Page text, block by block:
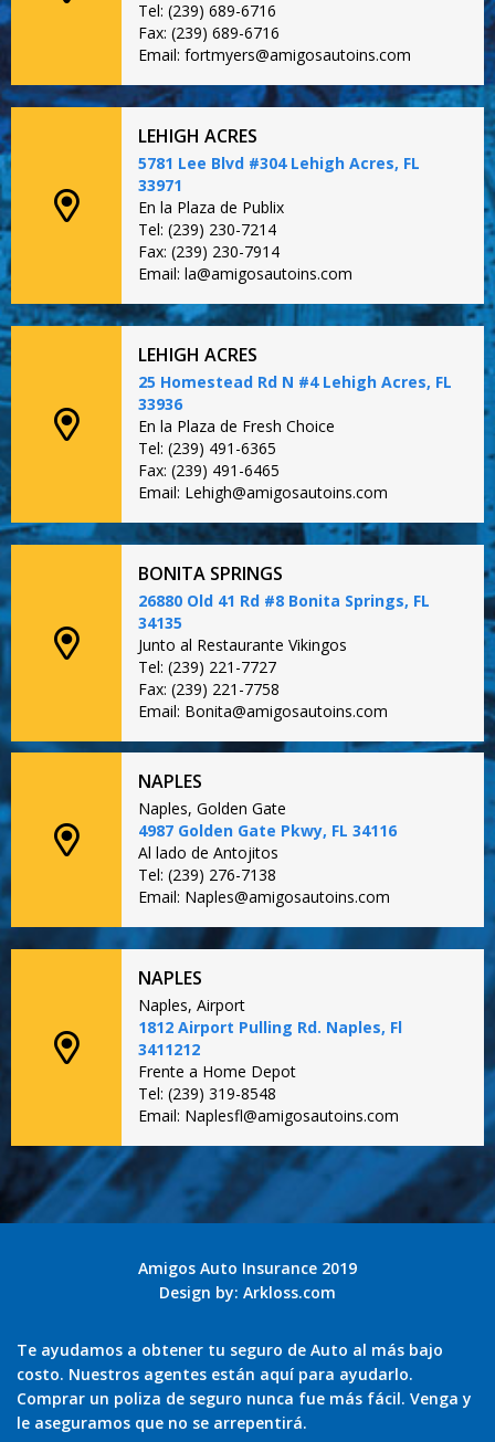
Tel: (239) 689-6716
Fax: (239) 689-6716
Email: fortmyers@amigosautoins.com
LEHIGH ACRES
5781 Lee Blvd #304 Lehigh Acres, FL
33971
En la Plaza de Publix
Tel: (239) 230-7214
Fax: (239) 230-7914
Email: la@amigosautoins.com
LEHIGH ACRES
25 Homestead Rd N #4 Lehigh Acres, FL
33936
En la Plaza de Fresh Choice
Tel: (239) 491-6365
Fax: (239) 491-6465
Email: Lehigh@amigosautoins.com
BONITA SPRINGS
26880 Old 41 Rd #8 Bonita Springs, FL
34135
Junto al Restaurante Vikingos
Tel: (239) 221-7727
Fax: (239) 221-7758
Email: Bonita@amigosautoins.com
NAPLES
Naples, Golden Gate
4987 Golden Gate Pkwy, FL 34116
Al lado de Antojitos
Tel: (239) 276-7138
Email: Naples@amigosautoins.com
NAPLES
Naples, Airport
1812 Airport Pulling Rd. Naples, Fl
3411212
Frente a Home Depot
Tel: (239) 319-8548
Email: Naplesfl@amigosautoins.com
Amigos Auto Insurance 2019
Design by: Arkloss.com
Te ayudamos a obtener tu seguro de Auto al más bajo
costo. Nuestros agentes están aquí para ayudarlo.
Comprar un poliza de seguro nunca fue más fácil. Venga y
le aseguramos que no se arrepentirá.